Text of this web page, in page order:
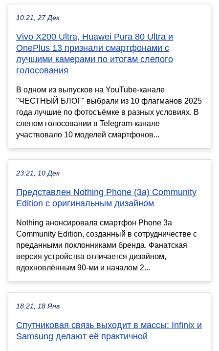
10:21, 27 Дек
Vivo X200 Ultra, Huawei Pura 80 Ultra и
OnePlus 13 признали смартфонами с
лучшими камерами по итогам слепого
голосования
В одном из выпусков на YouTube-канале
"ЧЕСТНЫЙ БЛОГ" выбрали из 10 флагманов 2025
года лучшие по фотосъёмке в разных условиях. В
слепом голосовании в Telegram-канале
участвовало 10 моделей смартфонов...
23:21, 10 Дек
Представлен Nothing Phone (3a) Community
Edition с оригинальным дизайном
Nothing анонсировала смартфон Phone 3a
Community Edition, созданный в сотрудничестве с
преданными поклонниками бренда. Фанатская
версия устройства отличается дизайном,
вдохновлённым 90-ми и началом 2...
18:21, 18 Янв
Спутниковая связь выходит в массы: Infinix и
Samsung делают её практичной